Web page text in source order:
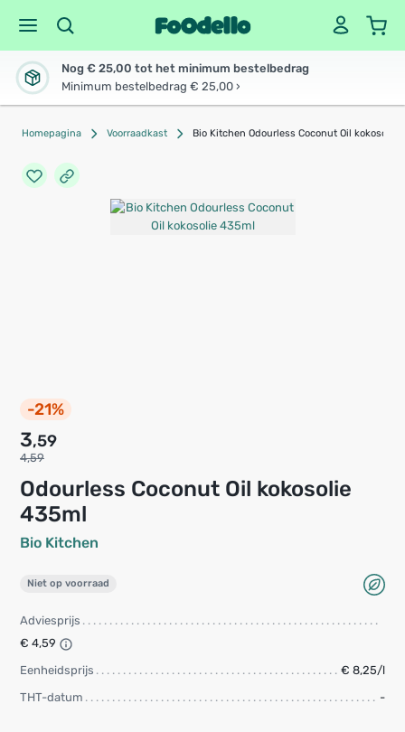
Nog € 25,00 tot het minimum bestelbedrag
Minimum bestelbedrag € 25,00 ›
Homepagina Voorraadkast Bio Kitchen Odourless Coconut Oil kokosolie
-21%
Odourless Coconut Oil kokosolie
435ml
Bio Kitchen
3,59
4,59
Niet op voorraad
Adviesprijs
€ 4,59
Eenheidsprijs
€ 8,25/l
THT-datum
-